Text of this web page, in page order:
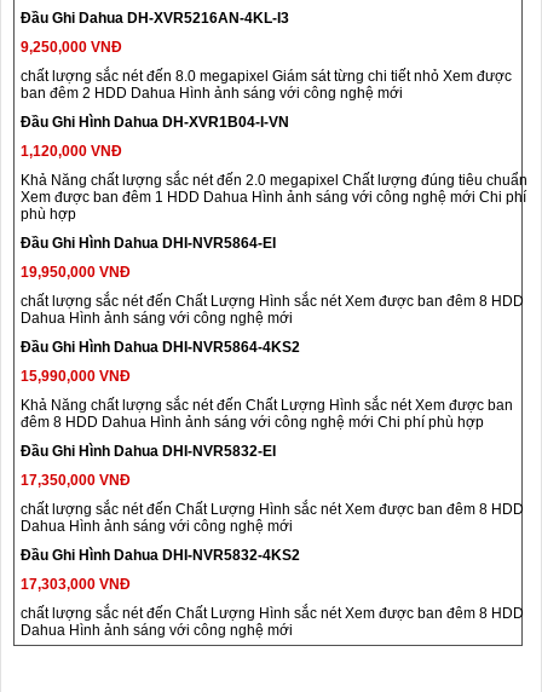
Đầu Ghi Dahua DH-XVR5216AN-4KL-I3
9,250,000 VNĐ
chất lượng sắc nét đến 8.0 megapixel Giám sát từng chi tiết nhỏ Xem được
ban đêm 2 HDD Dahua Hình ảnh sáng với công nghệ mới
Đầu Ghi Hình Dahua DH-XVR1B04-I-VN
1,120,000 VNĐ
Khả Năng chất lượng sắc nét đến 2.0 megapixel Chất lượng đúng tiêu chuẩn
Xem được ban đêm 1 HDD Dahua Hình ảnh sáng với công nghệ mới Chi phí
phù hợp
Đầu Ghi Hình Dahua DHI-NVR5864-EI
19,950,000 VNĐ
chất lượng sắc nét đến Chất Lượng Hình sắc nét Xem được ban đêm 8 HDD
Dahua Hình ảnh sáng với công nghệ mới
Đầu Ghi Hình Dahua DHI-NVR5864-4KS2
15,990,000 VNĐ
Khả Năng chất lượng sắc nét đến Chất Lượng Hình sắc nét Xem được ban
đêm 8 HDD Dahua Hình ảnh sáng với công nghệ mới Chi phí phù hợp
Đầu Ghi Hình Dahua DHI-NVR5832-EI
17,350,000 VNĐ
chất lượng sắc nét đến Chất Lượng Hình sắc nét Xem được ban đêm 8 HDD
Dahua Hình ảnh sáng với công nghệ mới
Đầu Ghi Hình Dahua DHI-NVR5832-4KS2
17,303,000 VNĐ
chất lượng sắc nét đến Chất Lượng Hình sắc nét Xem được ban đêm 8 HDD
Dahua Hình ảnh sáng với công nghệ mới